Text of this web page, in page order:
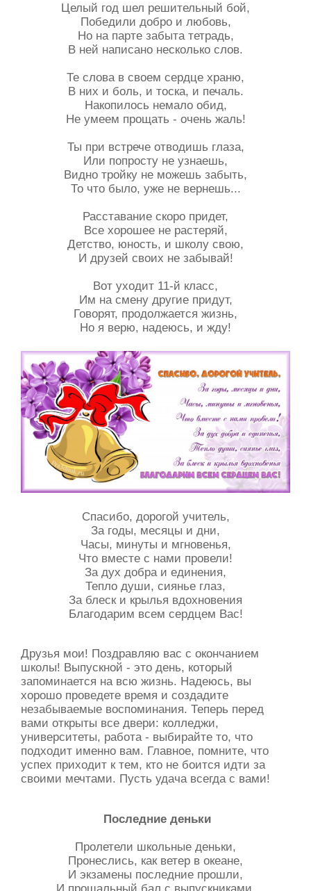
Целый год шел решительный бой,
Победили добро и любовь,
Но на парте забыта тетрадь,
В ней написано несколько слов.
Те слова в своем сердце храню,
В них и боль, и тоска, и печаль.
Накопилось немало обид,
Не умеем прощать - очень жаль!
Ты при встрече отводишь глаза,
Или попросту не узнаешь,
Видно тройку не можешь забыть,
То что было, уже не вернешь...
Расставание скоро придет,
Все хорошее не растеряй,
Детство, юность, и школу свою,
И друзей своих не забывай!
Вот уходит 11-й класс,
Им на смену другие придут,
Говорят, продолжается жизнь,
Но я верю, надеюсь, и жду!
Спасибо, дорогой учитель,
За годы, месяцы и дни,
Часы, минуты и мгновенья,
Что вместе с нами провели!
За дух добра и единения,
Тепло души, сиянье глаз,
За блеск и крылья вдохновения
Благодарим всем сердцем Вас!
Друзья мои! Поздравляю вас с окончанием
школы! Выпускной - это день, который
запоминается на всю жизнь. Надеюсь, вы
хорошо проведете время и создадите
незабываемые воспоминания. Теперь перед
вами открыты все двери: колледжи,
университеты, работа - выбирайте то, что
подходит именно вам. Главное, помните, что
успех приходит к тем, кто не боится идти за
своими мечтами. Пусть удача всегда с вами!
Последние деньки
Пролетели школьные деньки,
Пронеслись, как ветер в океане,
И экзамены последние прошли,
И прощальный бал с выпускниками.